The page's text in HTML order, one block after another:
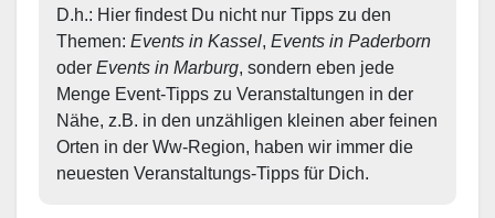
D.h.: Hier findest Du nicht nur Tipps zu den
Themen: Events in Kassel, Events in Paderborn
oder Events in Marburg, sondern eben jede
Menge Event-Tipps zu Veranstaltungen in der
Nähe, z.B. in den unzähligen kleinen aber feinen
Orten in der Ww-Region, haben wir immer die
neuesten Veranstaltungs-Tipps für Dich.